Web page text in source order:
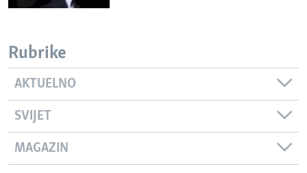
Rubrike
AKTUELNO
SVIJET
MAGAZIN